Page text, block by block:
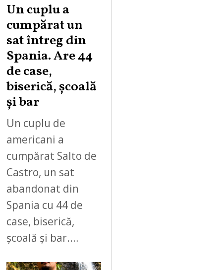
Un cuplu a
cumpărat un
sat întreg din
Spania. Are 44
de case,
biserică, școală
și bar
Un cuplu de
americani a
cumpărat Salto de
Castro, un sat
abandonat din
Spania cu 44 de
case, biserică,
școală și bar.…